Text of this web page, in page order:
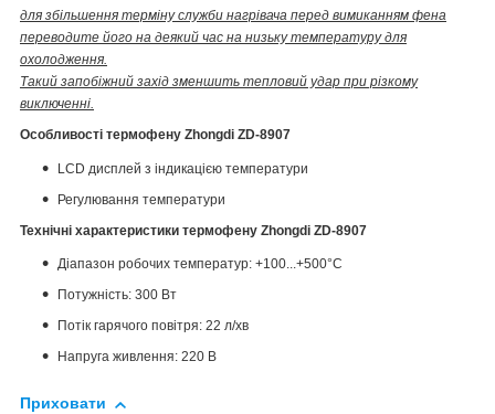
для збільшення терміну служби нагрівача перед вимиканням фена
переводите його на деякий час на низьку температуру для
охолодження.
Такий запобіжний захід зменшить тепловий удар при різкому
виключенні.
Особливості термофену Zhongdi ZD-8907
LCD дисплей з індикацією температури
Регулювання температури
Технічні характеристики термофену Zhongdi ZD-8907
Діапазон робочих температур: +100...+500°C
Потужність: 300 Вт
Потік гарячого повітря: 22 л/хв
Напруга живлення: 220 В
Приховати